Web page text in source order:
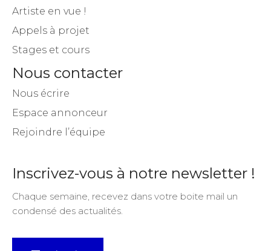
Artiste en vue !
Appels à projet
Stages et cours
Nous contacter
Nous écrire
Espace annonceur
Rejoindre l’équipe
Inscrivez-vous à notre newsletter !
Chaque semaine, recevez dans votre boite mail un
condensé des actualités.